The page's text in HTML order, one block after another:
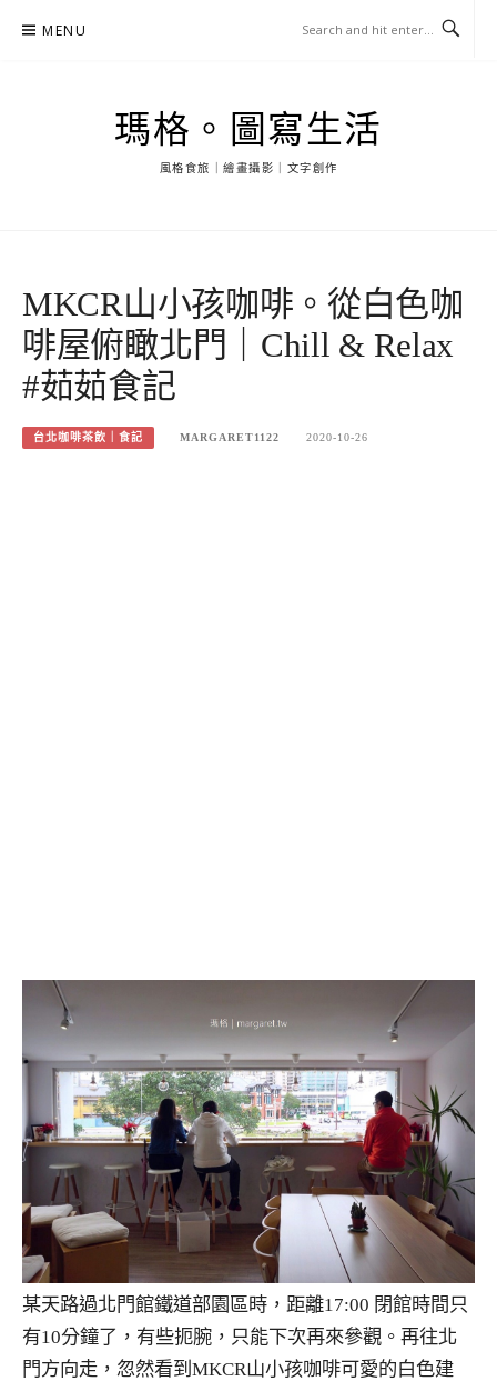
MENU
瑪格。圖寫生活
風格食旅｜繪畫攝影｜文字創作
MKCR山小孩咖啡。從白色咖
啡屋俯瞰北門｜Chill & Relax
#茹茹食記
台北咖啡茶飲｜食記 MARGARET1122 2020-10-26
某天路過北門館鐵道部園區時，距離17:00 閉館時間只
有10分鐘了，有些扼腕，只能下次再來參觀。再往北
門方向走，忽然看到MKCR山小孩咖啡可愛的白色建